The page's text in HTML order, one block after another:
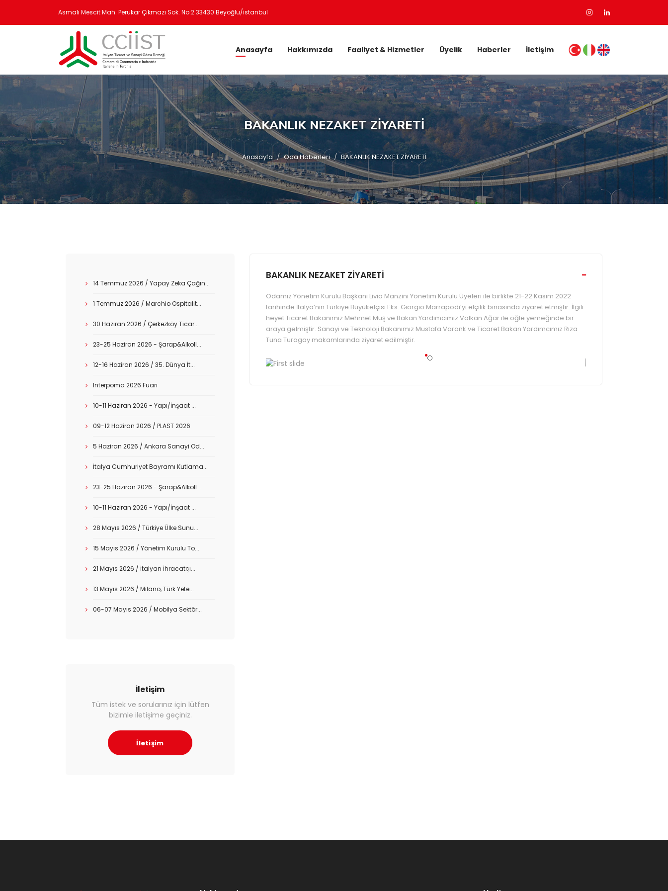
Asmalı Mescit Mah. Perukar Çıkmazı Sok. No:2 33430 Beyoğlu/istanbul
cciist@cciist.com
Anasayfa Hakkımızda Faaliyet & Hizmetler Üyelik Haberler İletişim
BAKANLIK NEZAKET ZİYARETİ
Anasayfa Oda Haberleri BAKANLIK NEZAKET ZİYARETİ
14 Temmuz 2026 / Yapay Zeka Çağın...
1 Temmuz 2026 / Marchio Ospitalit...
30 Haziran 2026 / Çerkezköy Ticar...
23-25 Haziran 2026 - Şarap&Alkoll...
12-16 Haziran 2026 / 35. Dünya İt...
Interpoma 2026 Fuarı
10-11 Haziran 2026 - Yapı/İnşaat ...
09-12 Haziran 2026 / PLAST 2026
5 Haziran 2026 / Ankara Sanayi Od...
İtalya Cumhuriyet Bayramı Kutlama...
23-25 Haziran 2026 - Şarap&Alkoll...
10-11 Haziran 2026 - Yapı/İnşaat ...
28 Mayıs 2026 / Türkiye Ülke Sunu...
15 Mayıs 2026 / Yönetim Kurulu To...
21 Mayıs 2026 / İtalyan İhracatçı...
13 Mayıs 2026 / Milano, Türk Yete...
06-07 Mayıs 2026 / Mobilya Sektör...
İletişim
Tüm istek ve sorularınız için lütfen
bizimle iletişime geçiniz.
İletişim
BAKANLIK NEZAKET ZİYARETİ
Odamız Yönetim Kurulu Başkanı Livio Manzini Yönetim Kurulu Üyeleri ile birlikte 21-22 Kasım 2022
tarihinde İtalya’nın Türkiye Büyükelçisi Eks. Giorgio Marrapodi’yi elçilik binasında ziyaret etmiştir. İlgili
heyet Ticaret Bakanımız Mehmet Muş ve Bakan Yardımcımız Volkan Ağar ile öğle yemeğinde bir
araya gelmiştir. Sanayi ve Teknoloji Bakanımız Mustafa Varank ve Ticaret Bakan Yardımcımız Rıza
Tuna Turagay makamlarında ziyaret edilmiştir.